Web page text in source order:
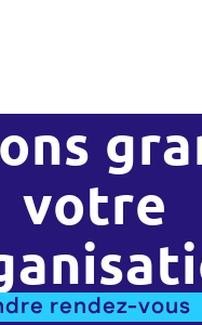
votre
rendez-vous